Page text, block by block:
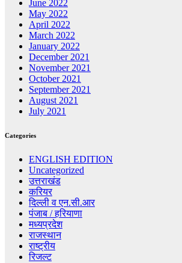
June 2022
May 2022
April 2022
March 2022
January 2022
December 2021
November 2021
October 2021
September 2021
August 2021
July 2021
Categories
ENGLISH EDITION
Uncategorized
उत्तराखंड
करियर
दिल्ली व एन.सी.आर
पंजाब / हरियाणा
मध्यप्रदेश
राजस्थान
राष्ट्रीय
रिजल्ट